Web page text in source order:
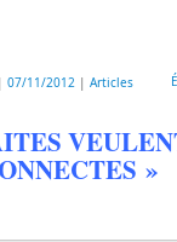
07/11/2012 | Articles
»